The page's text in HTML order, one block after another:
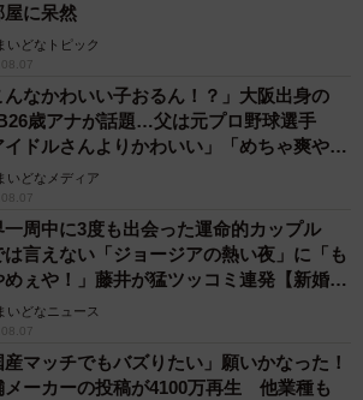
屋に呆然
いどなトピック
んなかわいい子おるん！？」大阪出身の
歳アナが話題…父は元プロ野球選手
イドルさんよりかわいい」「めちゃ爽や
いどなメディア
一周中に3度も出会った運命的カップル
は言えない「ジョージアの熱い夜」に「も
めぇや！」藤井が猛ツッコミ連発【新婚さ
いどなニュース
産マッチでもバズりたい」願いかなった！
メーカーの投稿が4100万再生 他業種も